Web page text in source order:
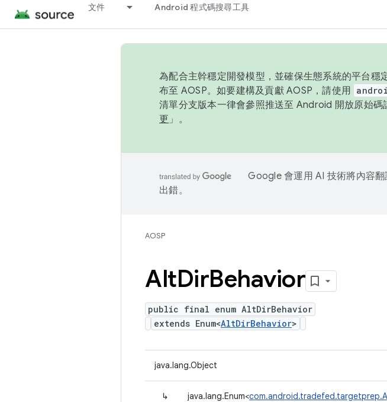
文件 Android 程式碼搜尋工具
為配合主幹穩定開發模型，並確保生態系統的平台
布至 AOSP。如要建構及貢獻 AOSP，請使用
清單分支版本一律會參照推送至 Android 開放原始碼
更 」。
Google 會運用 AI 技術將內容
出錯。
AOSP
AltDirBehavior
public final enum AltDirBehavior
extends Enum<AltDirBehavior>
java.lang.Object
↳ java.lang.Enum<